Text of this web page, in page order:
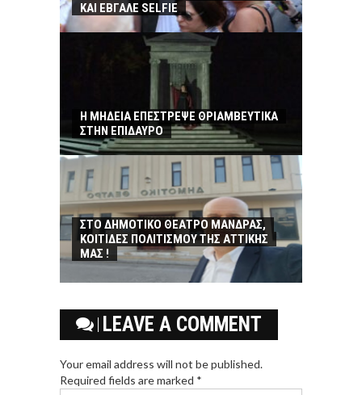
ΚΑΙ ΕΒΓΑΛΕ SELFIE
Η ΜΗΔΕΙΑ ΕΠΕΣΤΡΕΨΕ ΘΡΙΑΜΒΕΥΤΙΚΑ
ΣΤΗΝ ΕΠΙΔΑΥΡΟ
ΣΤΟ ΔΗΜΟΤΙΚΟ ΘΕΑΤΡΟ ΜΑΝΔΡΑΣ,
ΚΟΙΤΙΔΕΣ ΠΟΛΙΤΙΣΜΟΥ ΤΗΣ ΑΤΤΙΚΗΣ
ΜΑΣ !
LEAVE A COMMENT
Your email address will not be published.
Required fields are marked *